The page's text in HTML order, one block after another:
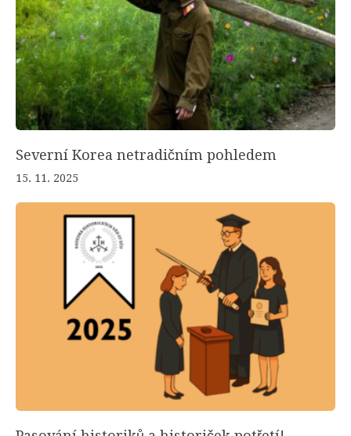
Severní Korea netradičním pohledem
15. 11. 2025